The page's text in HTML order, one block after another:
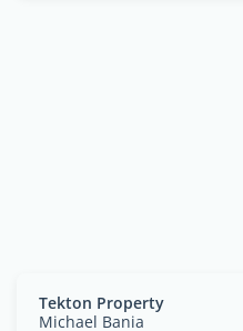
Tekton Property
Michael Bania